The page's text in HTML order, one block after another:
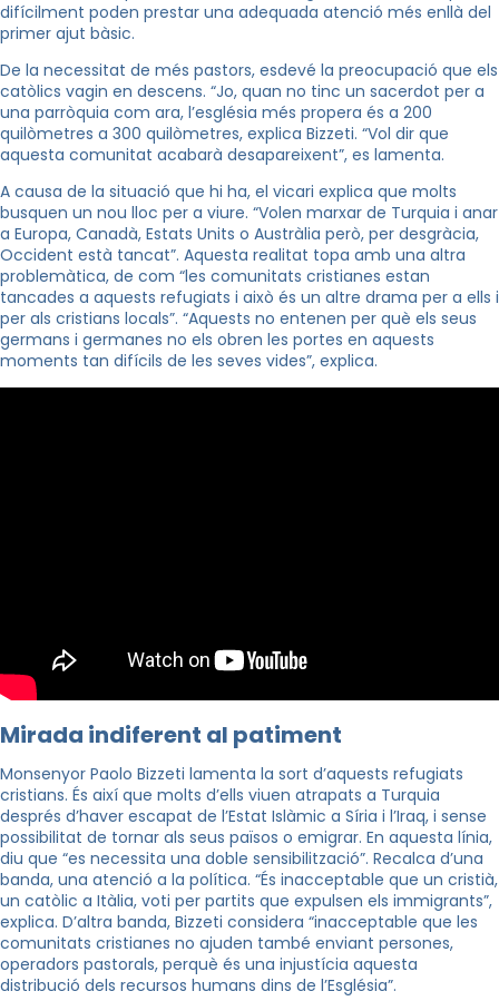
difícilment poden prestar una adequada atenció més enllà del
primer ajut bàsic.
De la necessitat de més pastors, esdevé la preocupació que els
catòlics vagin en descens. “Jo, quan no tinc un sacerdot per a
una parròquia com ara, l’església més propera és a 200
quilòmetres a 300 quilòmetres, explica Bizzeti. “Vol dir que
aquesta comunitat acabarà desapareixent”, es lamenta.
A causa de la situació que hi ha, el vicari explica que molts
busquen un nou lloc per a viure. “Volen marxar de Turquia i anar
a Europa, Canadà, Estats Units o Austràlia però, per desgràcia,
Occident està tancat”. Aquesta realitat topa amb una altra
problemàtica, de com “les comunitats cristianes estan
tancades a aquests refugiats i això és un altre drama per a ells i
per als cristians locals”. “Aquests no entenen per què els seus
germans i germanes no els obren les portes en aquests
moments tan difícils de les seves vides”, explica.
Mirada indiferent al patiment
Monsenyor Paolo Bizzeti lamenta la sort d’aquests refugiats
cristians. És així que molts d’ells viuen atrapats a Turquia
després d’haver escapat de l’Estat Islàmic a Síria i l’Iraq, i sense
possibilitat de tornar als seus països o emigrar. En aquesta línia,
diu que “es necessita una doble sensibilització”. Recalca d’una
banda, una atenció a la política. “És inacceptable que un cristià,
un catòlic a Itàlia, voti per partits que expulsen els immigrants”,
explica. D’altra banda, Bizzeti considera “inacceptable que les
comunitats cristianes no ajuden també enviant persones,
operadors pastorals, perquè és una injustícia aquesta
distribució dels recursos humans dins de l’Església”.